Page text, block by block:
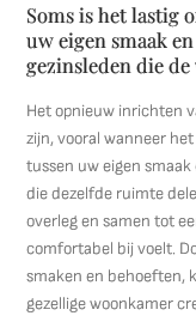
Soms is het lastig
uw eigen smaak
gezinsleden die
Het opnieuw inrichten
zijn, vooral wanneer
tussen uw eigen
die dezelfde ruimte
overleg en samen tot
comfortabel bij voelt.
smaken en behoeften,
gezellige woonkamer